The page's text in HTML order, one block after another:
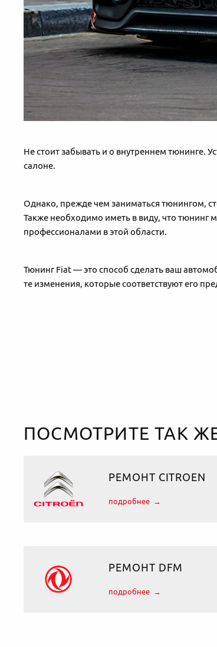
Не стоит забывать и о внутреннем тюнинге.
салоне.
Однако, прежде чем заниматься тюнингом,
Также необходимо иметь в виду, что тюнинг
профессионалами в этой области.
Тюнинг Fiat — это способ сделать ваш
те изменения, которые соответствуют его
ПОСМОТРИТЕ ТАК
РЕМОНТ CITROEN
подробнее
РЕМОНТ DFM
подробнее